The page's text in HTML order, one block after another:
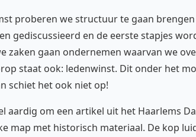
proberen we structuur te gaan
gediscussieerd en de eerste stapjes
zaken gaan ondernemen waarvan we
staat ook: ledenwinst. Dit onder het
schiet het ook niet op!
aardig om een artikel uit het Haarlems
map met historisch materiaal. De kop